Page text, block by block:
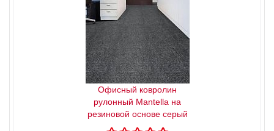
Офисный ковролин
рулонный Mantella на
резиновой основе серый